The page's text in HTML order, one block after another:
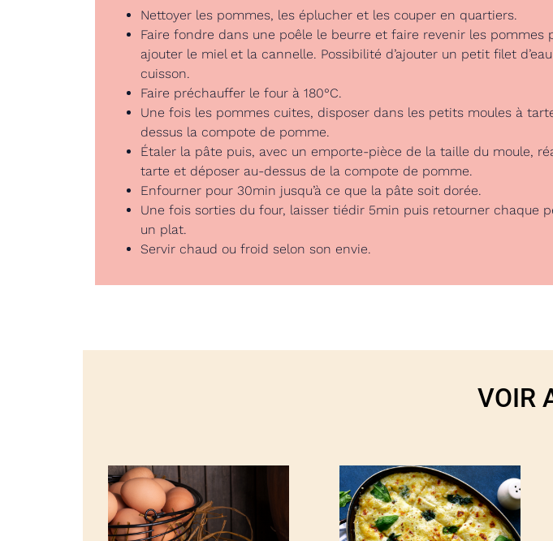
Nettoyer les pommes, les éplucher et les couper en quartiers.
Faire fondre dans une poêle le beurre et faire revenir les pommes
ajouter le miel et la cannelle. Possibilité d’ajouter un petit filet
cuisson.
Faire préchauffer le four à 180°C.
Une fois les pommes cuites, disposer dans les petits moules à
dessus la compote de pomme.
Étaler la pâte puis, avec un emporte-pièce de la taille du moule,
tarte et déposer au-dessus de la compote de pomme.
Enfourner pour 30min jusqu’à ce que la pâte soit dorée.
Une fois sorties du four, laisser tiédir 5min puis retourner chaque
un plat.
Servir chaud ou froid selon son envie.
VOIR